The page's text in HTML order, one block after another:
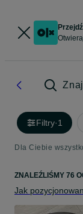
Filtry·1
Dla Ciebie
ZNALEŹLIŚMY 76
Jak